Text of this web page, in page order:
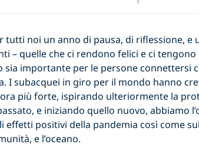
tutti noi un anno di pausa, di riflessione, e
– quelle che ci rendono felici e ci tengono
sia importante per le persone connettersi
I subacquei in giro per il mondo hanno
più forte, ispirando ulteriormente la
e iniziando quello nuovo, abbiamo
effetti positivi della pandemia così come
e l’oceano.